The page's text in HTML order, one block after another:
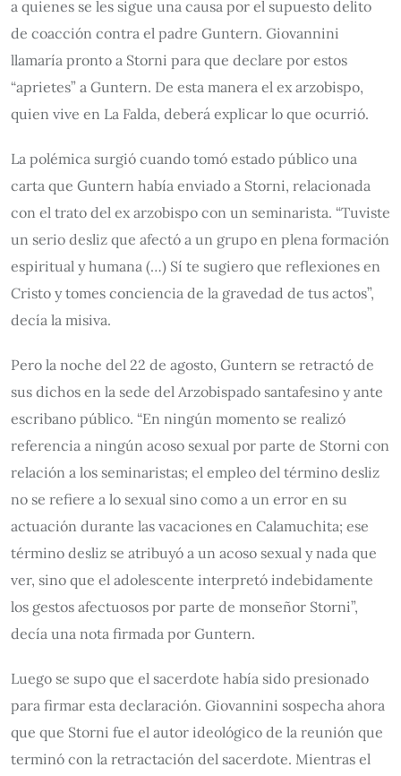
a quienes se les sigue una causa por el supuesto delito
de coacción contra el padre Guntern. Giovannini
llamaría pronto a Storni para que declare por estos
“aprietes” a Guntern. De esta manera el ex arzobispo,
quien vive en La Falda, deberá explicar lo que ocurrió.
La polémica surgió cuando tomó estado público una
carta que Guntern había enviado a Storni, relacionada
con el trato del ex arzobispo con un seminarista. “Tuviste
un serio desliz que afectó a un grupo en plena formación
espiritual y humana (…) Sí te sugiero que reflexiones en
Cristo y tomes conciencia de la gravedad de tus actos”,
decía la misiva.
Pero la noche del 22 de agosto, Guntern se retractó de
sus dichos en la sede del Arzobispado santafesino y ante
escribano público. “En ningún momento se realizó
referencia a ningún acoso sexual por parte de Storni con
relación a los seminaristas; el empleo del término desliz
no se refiere a lo sexual sino como a un error en su
actuación durante las vacaciones en Calamuchita; ese
término desliz se atribuyó a un acoso sexual y nada que
ver, sino que el adolescente interpretó indebidamente
los gestos afectuosos por parte de monseñor Storni”,
decía una nota firmada por Guntern.
Luego se supo que el sacerdote había sido presionado
para firmar esta declaración. Giovannini sospecha ahora
que que Storni fue el autor ideológico de la reunión que
terminó con la retractación del sacerdote. Mientras el